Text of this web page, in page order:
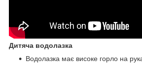
Дитяча водолазка
Водолазка має високе горло на